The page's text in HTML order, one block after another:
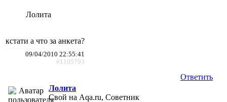
Лолита
кстати а что за анкета?
09/04/2010 22:55:41
#1105793
Ответить
Лолита
Свой на Aqa.ru, Советник